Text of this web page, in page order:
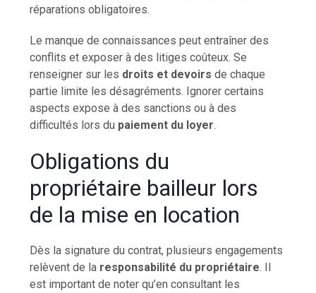
réparations obligatoires.
Le manque de connaissances peut entraîner des
conflits et exposer à des litiges coûteux. Se
renseigner sur les droits et devoirs de chaque
partie limite les désagréments. Ignorer certains
aspects expose à des sanctions ou à des
difficultés lors du paiement du loyer.
Obligations du
propriétaire bailleur lors
de la mise en location
Dès la signature du contrat, plusieurs engagements
relèvent de la responsabilité du propriétaire. Il
est important de noter qu’en consultant les